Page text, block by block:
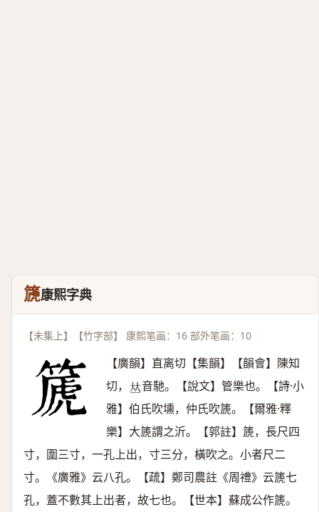
篪康熙字典
【未集上】【竹字部】 康熙笔画：16 部外笔画：10
【廣韻】直离切【集韻】【韻會】陳知
切， 𠀤音馳。【說文】管樂也。【詩·小
雅】伯氏吹壎，仲氏吹篪。【爾雅·釋
樂】大篪謂之沂。【郭註】篪，長尺四
寸，圍三寸，一孔上出，寸三分，橫吹之。小者尺二
寸。《廣雅》云八孔。【疏】鄭司農註《周禮》云篪七
孔，蓋不數其上出者，故七也。【世本】蘇成公作篪。